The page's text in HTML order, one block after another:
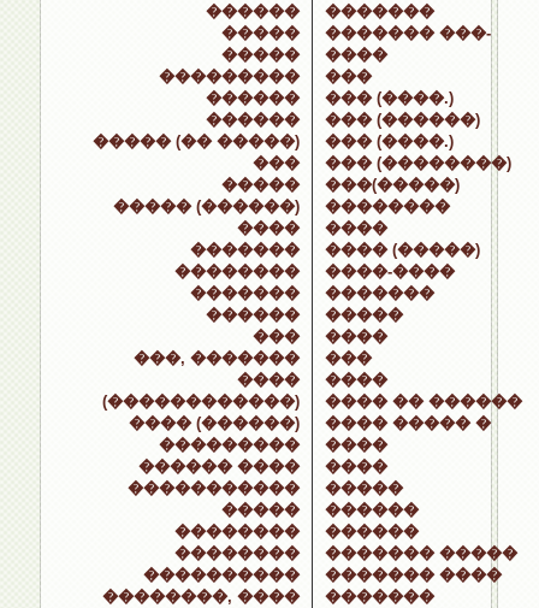
������
�����
�����
���������
������
������
����� (�� �����)
���
�����
����� (������)
����
�������
��������
�������
������
���
���, �������
����
(������������)
���� (������)
���������
������ ����
�����������
�����
��������
��������
����������
��������, ����
�������
������� ���-
����
���
��� (����.)
��� (������)
��� (����.)
��� (��������)
���(�����)
��������
����
���� (�����)
����-����
�������
�����
����
���
����
���� �� ������
���� ����� �
����
����
�����
������
������
������� �����
������� ����
�������